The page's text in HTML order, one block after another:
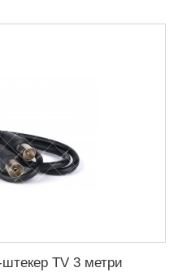
штекер TV 3 метри